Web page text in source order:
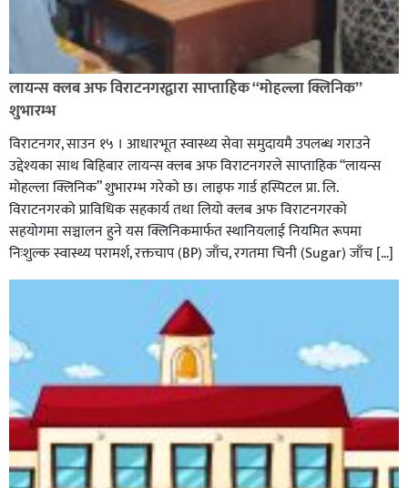
लायन्स क्लब अफ विराटनगरद्वारा साप्ताहिक “मोहल्ला क्लिनिक”
शुभारम्भ
विराटनगर, साउन १५ । आधारभूत स्वास्थ्य सेवा समुदायमै उपलब्ध गराउने
उद्देश्यका साथ बिहिबार लायन्स क्लब अफ विराटनगरले साप्ताहिक “लायन्स
मोहल्ला क्लिनिक” शुभारम्भ गरेकाे छ। लाइफ गार्ड हस्पिटल प्रा. लि.
विराटनगरको प्राविधिक सहकार्य तथा लियो क्लब अफ विराटनगरको
सहयोगमा सञ्चालन हुने यस क्लिनिकमार्फत स्थानियलाई नियमित रूपमा
निःशुल्क स्वास्थ्य परामर्श, रक्तचाप (BP) जाँच, रगतमा चिनी (Sugar) जाँच […]